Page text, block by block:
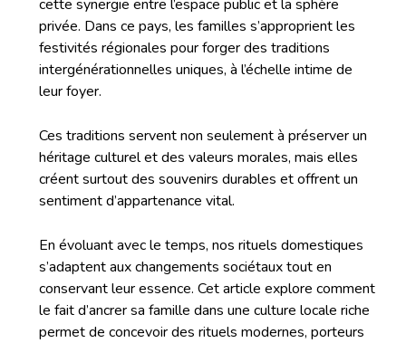
cette synergie entre l’espace public et la sphère
privée. Dans ce pays, les familles s’approprient les
festivités régionales pour forger des traditions
intergénérationnelles uniques, à l’échelle intime de
leur foyer.
Ces traditions servent non seulement à préserver un
héritage culturel et des valeurs morales, mais elles
créent surtout des souvenirs durables et offrent un
sentiment d’appartenance vital.
En évoluant avec le temps, nos rituels domestiques
s’adaptent aux changements sociétaux tout en
conservant leur essence. Cet article explore comment
le fait d’ancrer sa famille dans une culture locale riche
permet de concevoir des rituels modernes, porteurs